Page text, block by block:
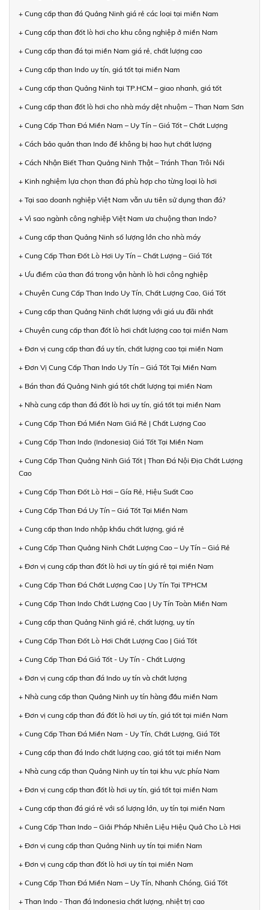
+ Cung cấp than đá Quảng Ninh giá rẻ các loại tại miền Nam
+ Cung cấp than đốt lò hơi cho khu công nghiệp ở miền Nam
+ Cung cấp than đá tại miền Nam giá rẻ, chất lượng cao
+ Cung cấp than Indo uy tín, giá tốt tại miền Nam
+ Cung cấp than Quảng Ninh tại TP.HCM – giao nhanh, giá tốt
+ Cung cấp than đốt lò hơi cho nhà máy dệt nhuộm – Than Nam Sơn
+ Cung Cấp Than Đá Miền Nam – Uy Tín – Giá Tốt – Chất Lượng
+ Cách bảo quản than Indo để không bị hao hụt chất lượng
+ Cách Nhận Biết Than Quảng Ninh Thật – Tránh Than Trôi Nổi
+ Kinh nghiệm lựa chọn than đá phù hợp cho từng loại lò hơi
+ Tại sao doanh nghiệp Việt Nam vẫn ưu tiên sử dụng than đá?
+ Vì sao ngành công nghiệp Việt Nam ưa chuộng than Indo?
+ Cung cấp than Quảng Ninh số lượng lớn cho nhà máy
+ Cung Cấp Than Đốt Lò Hơi Uy Tín – Chất Lượng – Giá Tốt
+ Ưu điểm của than đá trong vận hành lò hơi công nghiệp
+ Chuyên Cung Cấp Than Indo Uy Tín, Chất Lượng Cao, Giá Tốt
+ Cung cấp than Quảng Ninh chất lượng với giá ưu đãi nhất
+ Chuyên cung cấp than đốt lò hơi chất lượng cao tại miền Nam
+ Đơn vị cung cấp than đá uy tín, chất lượng cao tại miền Nam
+ Đơn Vị Cung Cấp Than Indo Uy Tín – Giá Tốt Tại Miền Nam
+ Bán than đá Quảng Ninh giá tốt chất lượng tại miền Nam
+ Nhà cung cấp than đá đốt lò hơi uy tín, giá tốt tại miền Nam
+ Cung Cấp Than Đá Miền Nam Giá Rẻ | Chất Lượng Cao
+ Cung Cấp Than Indo (Indonesia) Giá Tốt Tại Miền Nam
+ Cung Cấp Than Quảng Ninh Giá Tốt | Than Đá Nội Địa Chất Lượng
Cao
+ Cung Cấp Than Đốt Lò Hơi – Gía Rẻ, Hiệu Suất Cao
+ Cung Cấp Than Đá Uy Tín – Giá Tốt Tại Miền Nam
+ Cung cấp than Indo nhập khẩu chất lượng, giá rẻ
+ Cung Cấp Than Quảng Ninh Chất Lượng Cao – Uy Tín – Giá Rẻ
+ Đơn vị cung cấp than đốt lò hơi uy tín giá rẻ tại miền Nam
+ Cung Cấp Than Đá Chất Lượng Cao | Uy Tín Tại TPHCM
+ Cung Cấp Than Indo Chất Lượng Cao | Uy Tín Toàn Miền Nam
+ Cung cấp than Quảng Ninh giá rẻ, chất lượng, uy tín
+ Cung Cấp Than Đốt Lò Hơi Chất Lượng Cao | Giá Tốt
+ Cung Cấp Than Đá Giá Tốt - Uy Tín - Chất Lượng
+ Đơn vị cung cấp than đá Indo uy tín và chất lượng
+ Nhà cung cấp than Quảng Ninh uy tín hàng đầu miền Nam
+ Đơn vị cung cấp than đá đốt lò hơi uy tín, giá tốt tại miền Nam
+ Cung Cấp Than Đá Miền Nam - Uy Tín, Chất Lượng, Giá Tốt
+ Cung cấp than đá Indo chất lượng cao, giá tốt tại miền Nam
+ Nhà cung cấp than Quảng Ninh uy tín tại khu vực phía Nam
+ Đơn vị cung cấp than đốt lò hơi uy tín, giá tốt tại miền Nam
+ Cung cấp than đá giá rẻ với số lượng lớn, uy tín tại miền Nam
+ Cung Cấp Than Indo – Giải Pháp Nhiên Liệu Hiệu Quả Cho Lò Hơi
+ Đơn vị cung cấp than Quảng Ninh uy tín tại miền Nam
+ Đơn vị cung cấp than đốt lò hơi uy tín tại miền Nam
+ Cung Cấp Than Đá Miền Nam – Uy Tín, Nhanh Chóng, Giá Tốt
+ Than Indo - Than đá Indonesia chất lượng, nhiệt trị cao